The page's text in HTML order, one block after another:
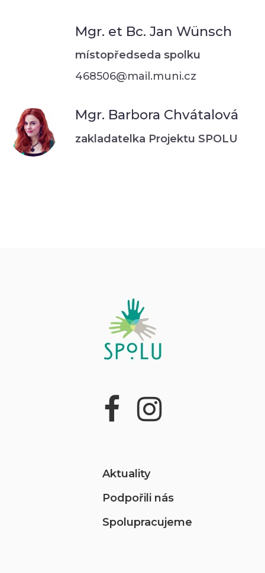
Mgr. et Bc. Jan Wünsch
místopředseda spolku
468506@mail.muni.cz
Mgr. Barbora Chvátalová
zakladatelka Projektu SPOLU
Aktuality
Podpořili nás
Spolupracujeme